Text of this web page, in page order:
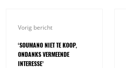
Vorig bericht
‘SOUMANO NIET TE KOOP,
ONDANKS VERMEENDE
INTERESSE’